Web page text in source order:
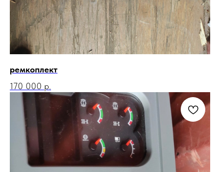
ремкоплект
170 000 р.